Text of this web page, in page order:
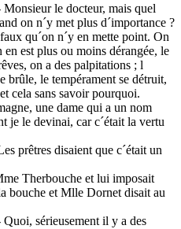
le docteur, mais quel
on n´y met plus d´importance ?
qu´on n´y en mette point. On
est plus ou moins dérangée, le
on a des palpitations ; l
brûle, le tempérament se détruit,
cela sans savoir pourquoi.
une dame qui a un nom
je le devinai, car c´était la vertu
disaient que c´était un
Therbouche et lui imposait
bouche et Mlle Dornet disait au
sérieusement il y a des